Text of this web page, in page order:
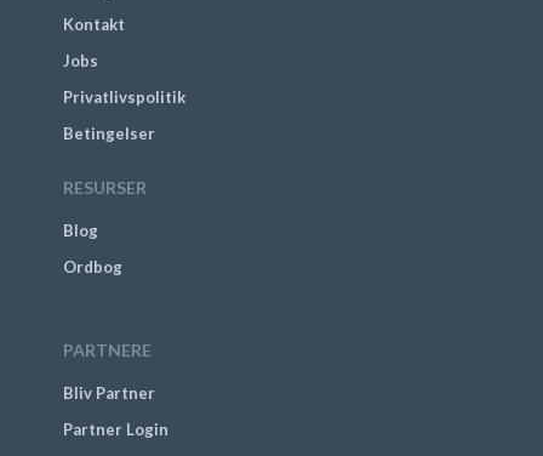
Kontakt
Jobs
Privatlivspolitik
Betingelser
RESURSER
Blog
Ordbog
PARTNERE
Bliv Partner
Partner Login